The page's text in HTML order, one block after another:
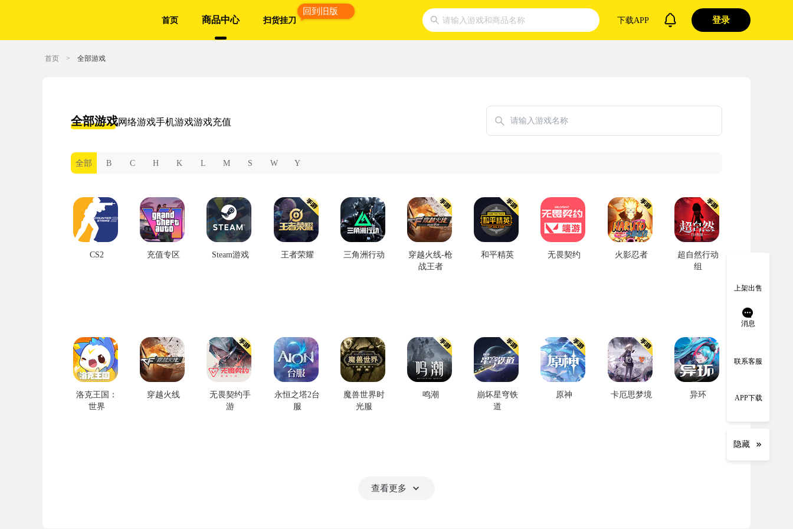
首页 商品中心 扫货挂刀
回到旧版
请输入游戏和商品名称 下载APP 登录
首页 > 全部游戏
全部游戏网络游戏手机游戏游戏充值
全部 B C H K L M S W Y
CS2 充值专区 Steam游戏 王者荣耀 三角洲行动
穿越火线-枪
战王者
和平精英 无畏契约 火影忍者
超自然行动
组
洛克王国：
世界
穿越火线
无畏契约手
游
永恒之塔2台
服
魔兽世界时
光服
鸣潮
崩坏星穹铁
道
原神 卡厄思梦境 异环
查看更多
上架出售
消息
联系客服
APP下载
隐藏